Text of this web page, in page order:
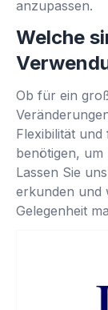
anzupassen.
Welche
Ob für ein
Flexibilität
benötigen,
Lassen Sie
erkunden und
Gelegenheit